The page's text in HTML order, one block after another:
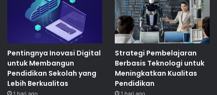
Pentingnya Inovasi Digital
untuk Membangun
Pendidikan Sekolah yang
Lebih Berkualitas
1 hari ago
Strategi Pembelajaran
Berbasis Teknologi untuk
Meningkatkan Kualitas
Pendidikan
1 hari ago